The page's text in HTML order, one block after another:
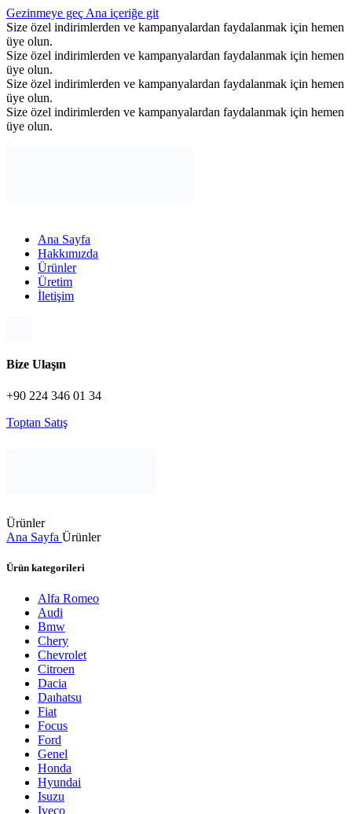
Gezinmeye geç Ana içeriğe git
Size özel indirimlerden ve kampanyalardan faydalanmak için hemen
üye olun.
Size özel indirimlerden ve kampanyalardan faydalanmak için hemen
üye olun.
Size özel indirimlerden ve kampanyalardan faydalanmak için hemen
üye olun.
Size özel indirimlerden ve kampanyalardan faydalanmak için hemen
üye olun.
Ana Sayfa
Hakkımızda
Ürünler
Üretim
İletişim
Bize Ulaşın
+90 224 346 01 34
Toptan Satış
Ürünler
Ana Sayfa Ürünler
Ürün kategorileri
Alfa Romeo
Audi
Bmw
Chery
Chevrolet
Citroen
Dacia
Daıhatsu
Fiat
Focus
Ford
Genel
Honda
Hyundai
Isuzu
Iveco